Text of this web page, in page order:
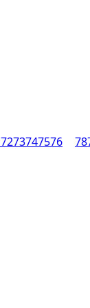
7273747576 78